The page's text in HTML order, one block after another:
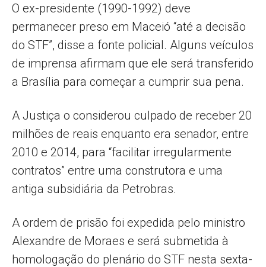
O ex-presidente (1990-1992) deve
permanecer preso em Maceió “até a decisão
do STF”, disse a fonte policial. Alguns veículos
de imprensa afirmam que ele será transferido
a Brasília para começar a cumprir sua pena.
A Justiça o considerou culpado de receber 20
milhões de reais enquanto era senador, entre
2010 e 2014, para “facilitar irregularmente
contratos” entre uma construtora e uma
antiga subsidiária da Petrobras.
A ordem de prisão foi expedida pelo ministro
Alexandre de Moraes e será submetida à
homologação do plenário do STF nesta sexta-